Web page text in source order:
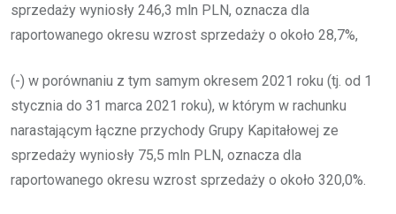
sprzedaży wyniosły 246,3 mln PLN, oznacza dla
raportowanego okresu wzrost sprzedaży o około 28,7%,
(-) w porównaniu z tym samym okresem 2021 roku (tj. od 1
stycznia do 31 marca 2021 roku), w którym w rachunku
narastającym łączne przychody Grupy Kapitałowej ze
sprzedaży wyniosły 75,5 mln PLN, oznacza dla
raportowanego okresu wzrost sprzedaży o około 320,0%.